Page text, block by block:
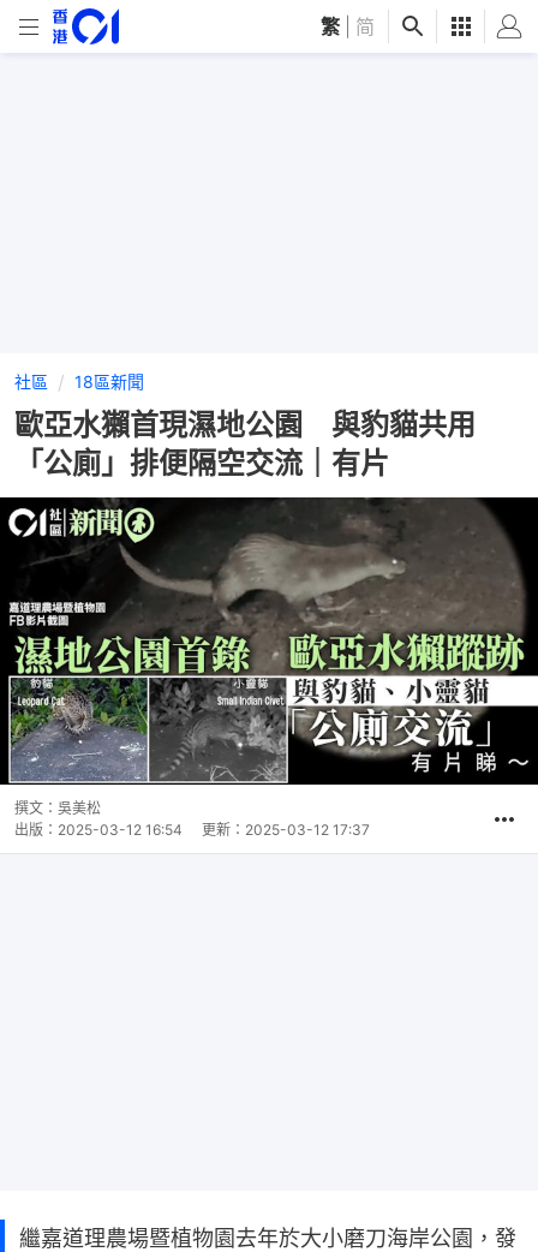
繁 简
社區 18區新聞
歐亞水獺首現濕地公園 與豹貓共用
「公廁」排便隔空交流｜有片
撰文： 吳美松
出版： 2025-03-12 16:54 更新： 2025-03-12 17:37
繼嘉道理農場暨植物園去年於大小磨刀海岸公園，發